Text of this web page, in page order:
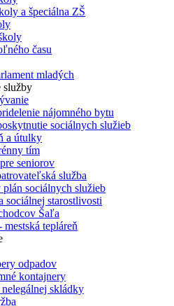
a špeciálna ZŠ
času
mladých
služby
nájomného bytu
sociálnych služieb
a útulky
tím
seniorov
služba
sociálnych služieb
sociálnej starostlivosti
Šaľa
tepláreň
odpadov
kontajnery
skládky